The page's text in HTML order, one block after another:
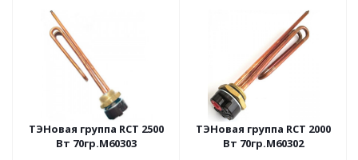
ТЭНовая группа RCT 2500
Вт 70гр.M60303
ТЭНовая группа RCT 2000
Вт 70гр.M60302